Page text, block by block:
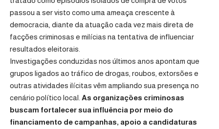
passou a ser visto como uma ameaça crescente à
democracia, diante da atuação cada vez mais direta de
facções criminosas e milícias na tentativa de influenciar
resultados eleitorais.
Investigações conduzidas nos últimos anos apontam que
grupos ligados ao tráfico de drogas, roubos, extorsões e
outras atividades ilícitas vêm ampliando sua presença no
cenário político local. As organizações criminosas
buscam fortalecer sua influência por meio do
financiamento de campanhas, apoio a candidaturas